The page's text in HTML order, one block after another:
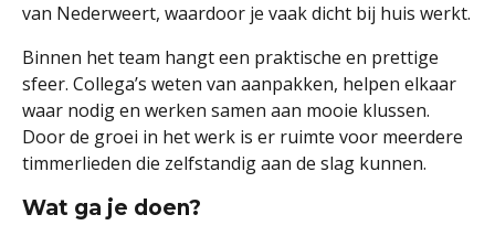
van Nederweert, waardoor je vaak dicht bij huis werkt.
Binnen het team hangt een praktische en prettige
sfeer. Collega’s weten van aanpakken, helpen elkaar
waar nodig en werken samen aan mooie klussen.
Door de groei in het werk is er ruimte voor meerdere
timmerlieden die zelfstandig aan de slag kunnen.
Wat ga je doen?